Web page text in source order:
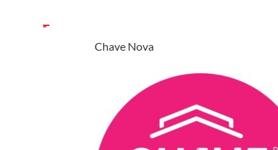
Chave Nova